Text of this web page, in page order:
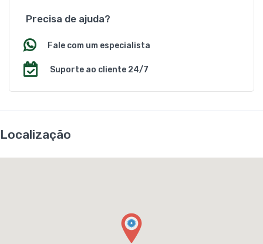
Precisa de ajuda?
Fale com um especialista
Suporte ao cliente 24/7
Localização